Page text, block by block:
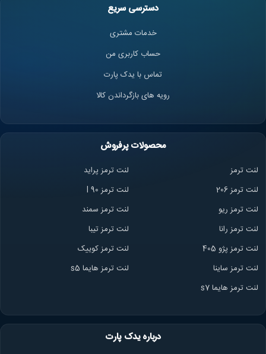
دسترسی سریع
خدمات مشتری
حساب کاربری من
تماس با یدک پارت
رویه های بازگرداندن کالا
محصولات پرفروش
لنت ترمز
لنت ترمز پراید
لنت ترمز 206
لنت ترمز l 90
لنت ترمز ریو
لنت ترمز سمند
لنت ترمز رانا
لنت ترمز تیبا
لنت ترمز پژو 405
لنت ترمز کوییک
لنت ترمز ساینا
لنت ترمز هایما s5
لنت ترمز هایما s7
درباره یدک پارت